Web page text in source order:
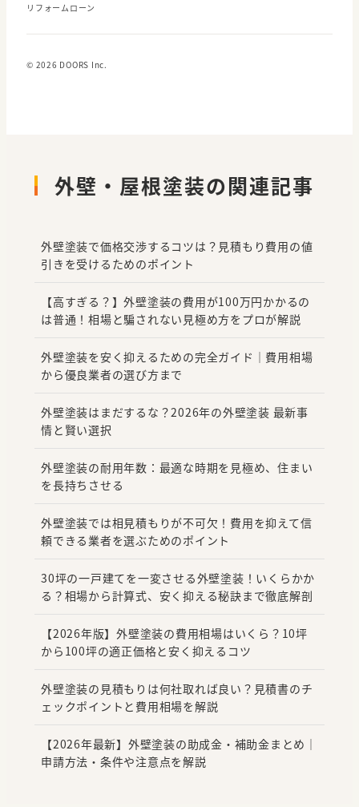
リフォームローン
© 2026 DOORS Inc.
外壁・屋根塗装の関連記事
外壁塗装で価格交渉するコツは？見積もり費用の値
引きを受けるためのポイント
【高すぎる？】外壁塗装の費用が100万円かかるの
は普通！相場と騙されない見極め方をプロが解説
外壁塗装を安く抑えるための完全ガイド｜費用相場
から優良業者の選び方まで
外壁塗装はまだするな？2026年の外壁塗装 最新事
情と賢い選択
外壁塗装の耐用年数：最適な時期を見極め、住まい
を長持ちさせる
外壁塗装では相見積もりが不可欠！費用を抑えて信
頼できる業者を選ぶためのポイント
30坪の一戸建てを一変させる外壁塗装！いくらかか
る？相場から計算式、安く抑える秘訣まで徹底解剖
【2026年版】外壁塗装の費用相場はいくら？10坪
から100坪の適正価格と安く抑えるコツ
外壁塗装の見積もりは何社取れば良い？見積書のチ
ェックポイントと費用相場を解説
【2026年最新】外壁塗装の助成金・補助金まとめ｜
申請方法・条件や注意点を解説